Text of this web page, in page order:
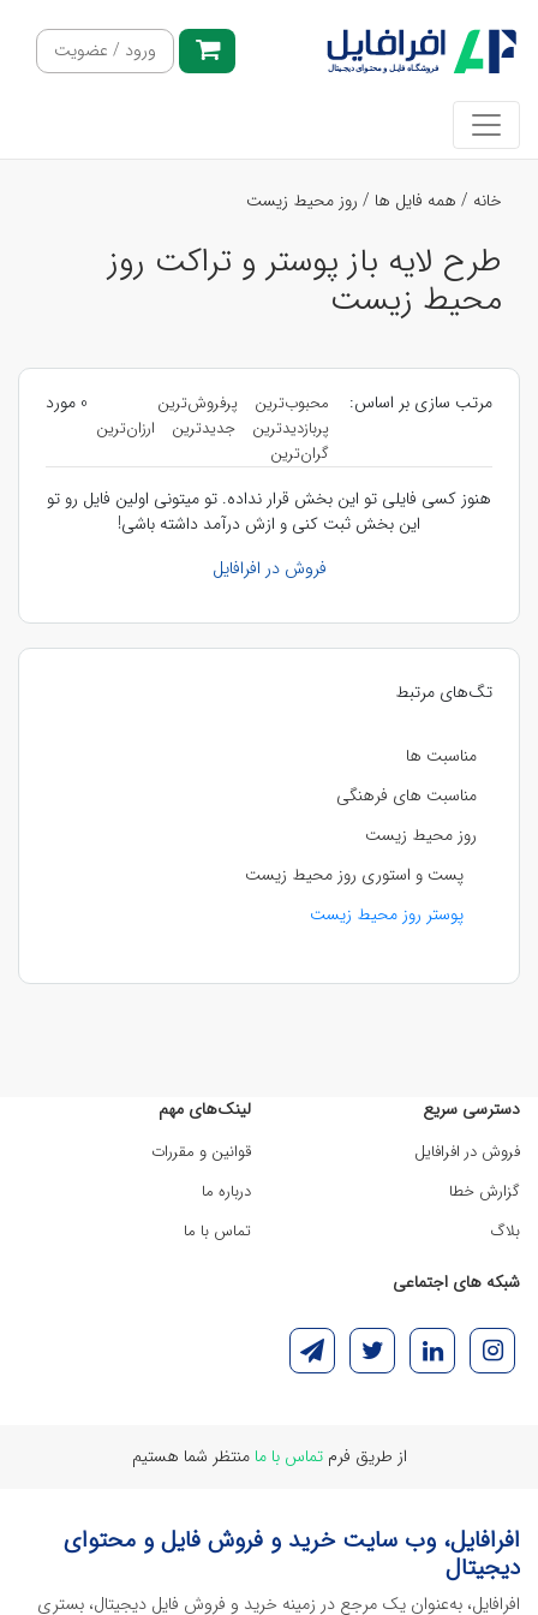
ورود / عضویت
خانه / همه فایل ها / روز محیط زیست
طرح لایه باز پوستر و تراکت روز
محیط زیست
تگ‌های مرتبط
مناسبت ها
مناسبت های فرهنگی
روز محیط زیست
پست و استوری روز محیط زیست
پوستر روز محیط زیست
مرتب سازی بر اساس: محبوب‌ترین
پرفروش‌ترین
پربازدیدترین
جدیدترین
ارزان‌ترین
گران‌ترین
0 مورد
هنوز کسی فایلی تو این بخش قرار نداده. تو میتونی اولین فایل رو تو
این بخش ثبت کنی و ازش درآمد داشته باشی!
فروش در افرافایل
دسترسی سریع
فروش در افرافایل
گزارش خطا
بلاگ
لینک‌های مهم
قوانین و مقررات
درباره ما
تماس با ما
شبکه های اجتماعی
از طریق فرمتماس با ما منتظر شما هستیم
افرافایل، وب سایت خرید و فروش فایل و محتوای
دیجیتال
افرافایل، به‌عنوان یک مرجع در زمینه خرید و فروش فایل دیجیتال، بستری